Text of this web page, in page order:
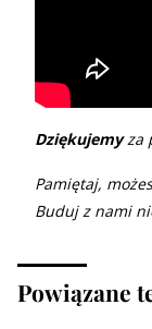
Dziękujemyza
Pamiętaj,
Buduj z nami
Powiązane